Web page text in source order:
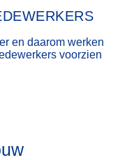
en daarom werken
voorzien